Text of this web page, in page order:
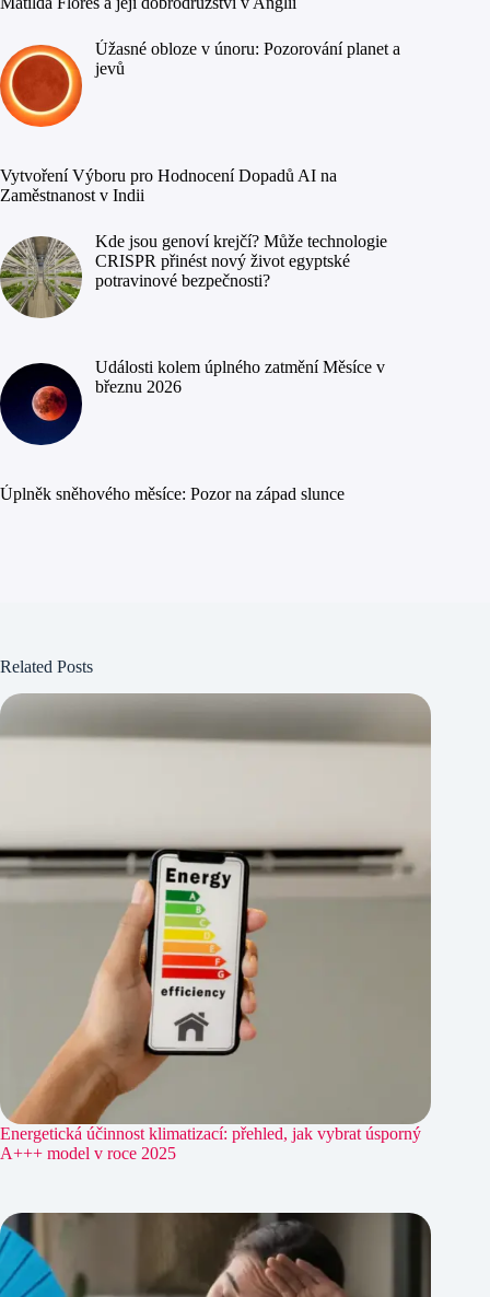
Úžasné obloze v únoru: Pozorování planet a
jevů
Vytvoření Výboru pro Hodnocení Dopadů AI na
Zaměstnanost v Indii
Kde jsou genoví krejčí? Může technologie
CRISPR přinést nový život egyptské
potravinové bezpečnosti?
Události kolem úplného zatmění Měsíce v
březnu 2026
Úplněk sněhového měsíce: Pozor na západ slunce
Related Posts
Energetická účinnost klimatizací: přehled, jak vybrat úsporný
A+++ model v roce 2025